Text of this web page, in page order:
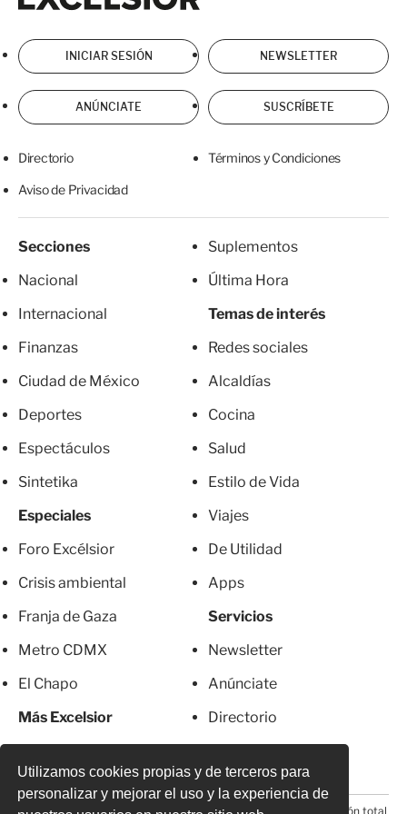
Utilizamos cookies propias y de terceros para
personalizar y mejorar el uso y la experiencia de
INICIAR SESIÓN NEWSLETTER
ANÚNCIATE SUSCRÍBETE
Directorio Términos y Condiciones
Aviso de Privacidad
Secciones
Nacional
Internacional
Finanzas
Ciudad de México
Deportes
Espectáculos
Sintetika
Especiales
Foro Excélsior
Crisis ambiental
Franja de Gaza
Metro CDMX
El Chapo
Más Excelsior
Suplementos
Última Hora
Temas de interés
Redes sociales
Alcaldías
Cocina
Salud
Estilo de Vida
Viajes
De Utilidad
Apps
Servicios
Newsletter
Anúnciate
Directorio
© 2026 Todos los derechos reservados. Prohibida la reproducción total